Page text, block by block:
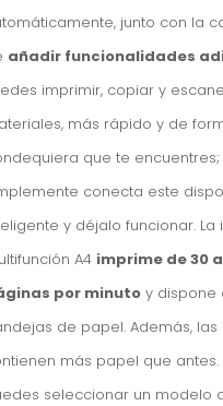
junto con la
añadir funcionalidades
imprimir, copiar y
más rápido y de
que te encuentres;
conecta este
y déjalo funcionar. La
A4 imprime de 30
por minuto y dispone
de papel. Además,
más papel que antes.
seleccionar un modelo